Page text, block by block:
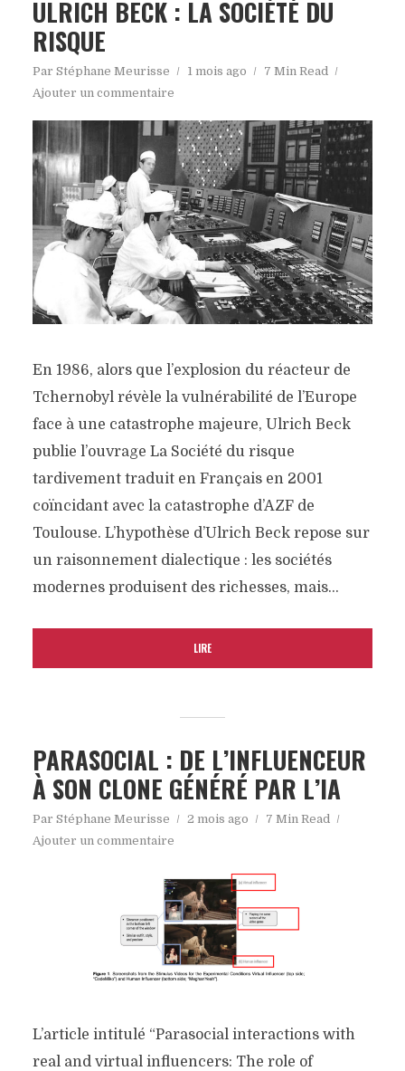
ULRICH BECK : LA SOCIÉTÉ DU
RISQUE
Par Stéphane Meurisse 1 mois ago
7 Min Read
Ajouter un commentaire
En 1986, alors que l’explosion du réacteur de
Tchernobyl révèle la vulnérabilité de l’Europe
face à une catastrophe majeure, Ulrich Beck
publie l’ouvrage La Société du risque
tardivement traduit en Français en 2001
coïncidant avec la catastrophe d’AZF de
Toulouse. L’hypothèse d’Ulrich Beck repose sur
un raisonnement dialectique : les sociétés
modernes produisent des richesses, mais...
LIRE
PARASOCIAL : DE L’INFLUENCEUR
À SON CLONE GÉNÉRÉ PAR L’IA
Par Stéphane Meurisse 2 mois ago
7 Min Read
Ajouter un commentaire
L’article intitulé “Parasocial interactions with
real and virtual influencers: The role of